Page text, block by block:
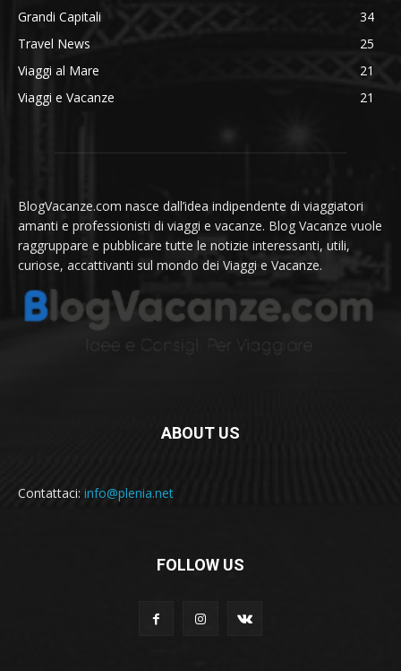
Grandi Capitali
34
Travel News
25
Viaggi al Mare
21
Viaggi e Vacanze
21
BlogVacanze.com nasce dall’idea indipendente di viaggiatori
amanti e professionisti di viaggi e vacanze. Blog Vacanze vuole
raggruppare e pubblicare tutte le notizie interessanti, utili,
curiose, accattivanti sul mondo dei Viaggi e Vacanze.
ABOUT US
Contattaci: info@plenia.net
FOLLOW US